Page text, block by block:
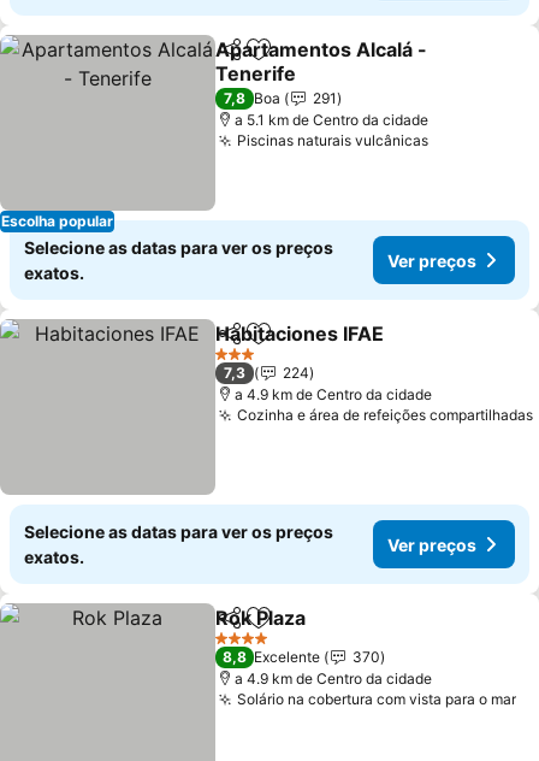
Escolha popular
PartilharAdicionar aos favoritos
Apartamentos Alcalá -
Tenerife
Ver preços
7,8 Boa
291
a 5.1 km de Centro da cidade
Piscinas naturais vulcânicasVer preços
Selecione as datas para ver os preços
exatos.
Ver preços
PartilharAdicionar aos favoritos
Habitaciones IFAE
3 Estrelas
7,3
224
a 4.9 km de Centro da cidade
Cozinha e área de refeições compartilhadas
Selecione as datas para ver os preços
exatos.
Ver preços
PartilharAdicionar aos favoritos
Rok Plaza
4 Estrelas
8,8 Excelente
370
a 4.9 km de Centro da cidade
Solário na cobertura com vista para o mar